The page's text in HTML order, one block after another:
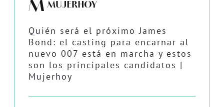
Quién será el próximo James
Bond: el casting para encarnar al
nuevo 007 está en marcha y estos
son los principales candidatos |
Mujerhoy